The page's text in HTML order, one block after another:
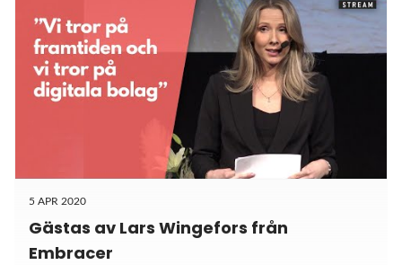
5 APR 2020
Gästas av Lars Wingefors från
Embracer